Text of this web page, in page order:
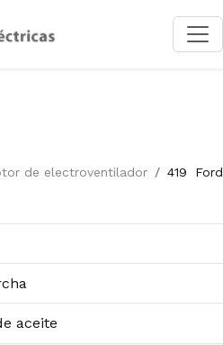
de electroventilador 419 Ford
aceite